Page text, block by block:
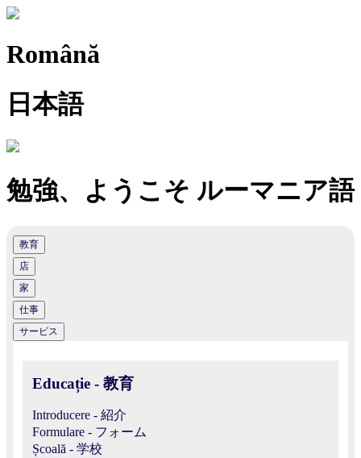
Română
日本語
勉強、ようこそ ルーマニア語
教育
店
家
仕事
サービス
Educație - 教育
Introducere - 紹介
Formulare - フォーム
Școală - 学校